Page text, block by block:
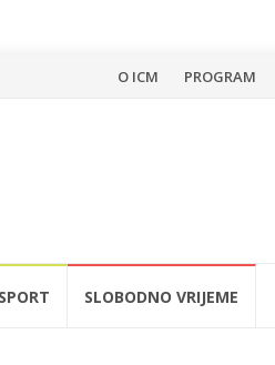
Skip
O ICM PROGRAM
SPORT SLOBODNO VRIJEME